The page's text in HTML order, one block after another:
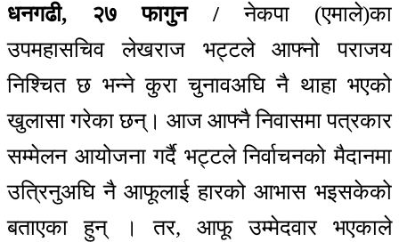
धनगढी, २७ फागुन /नेकपा (एमाले)का
उपमहासचिव लेखराज भट्टले आफ्नो पराजय
निश्चित छ भन्ने कुरा चुनावअघि नै थाहा भएको
खुलासा गरेका छन्। आज आफ्नै निवासमा पत्रकार
सम्मेलन आयोजना गर्दै भट्टले निर्वाचनको मैदानमा
उत्रिनुअघि नै आफूलाई हारको आभास भइसकेको
बताएका हुन् । तर, आफू उम्मेदवार भएकाले